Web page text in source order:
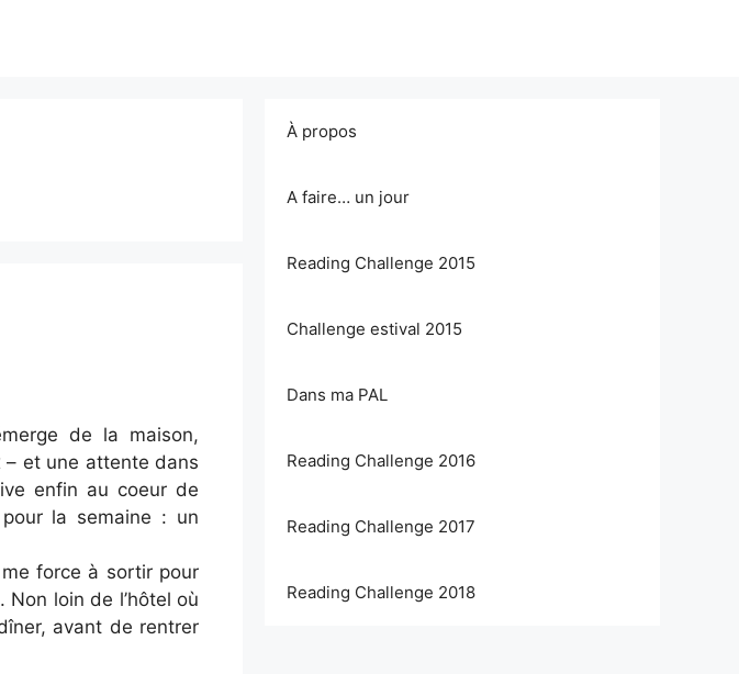
de la maison,
– et une attente dans
enfin au coeur de
la semaine : un
force à sortir pour
Non loin de l’hôtel où
avant de rentrer
À propos
A faire… un jour
Reading Challenge 2015
Challenge estival 2015
Dans ma PAL
Reading Challenge 2016
Reading Challenge 2017
Reading Challenge 2018